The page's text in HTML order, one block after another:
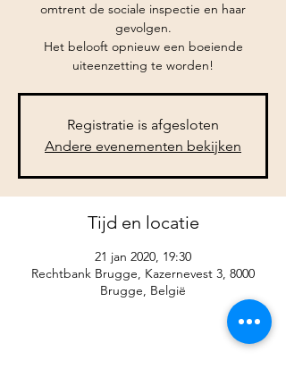
omtrent de sociale inspectie en haar
gevolgen.
Het belooft opnieuw een boeiende
uiteenzetting te worden!
Registratie is afgesloten
Andere evenementen bekijken
Tijd en locatie
21 jan 2020, 19:30
Rechtbank Brugge, Kazernevest 3, 8000
Brugge, België